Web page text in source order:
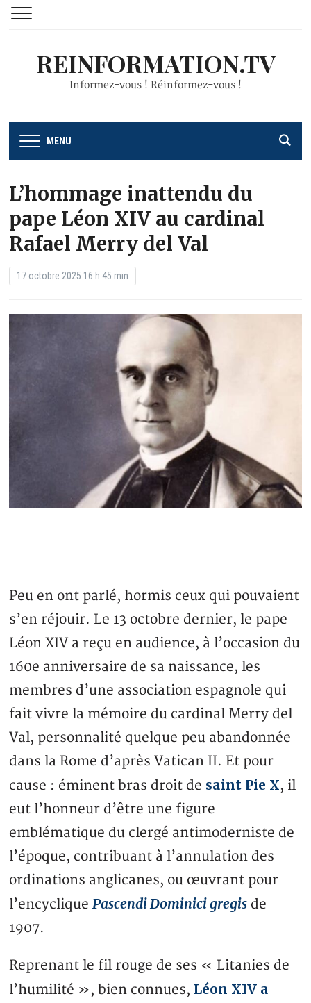
REINFORMATION.TV
Informez-vous ! Réinformez-vous !
MENU
L’hommage inattendu du
pape Léon XIV au cardinal
Rafael Merry del Val
17 octobre 2025 16 h 45 min
Peu en ont parlé, hormis ceux qui pouvaient
s’en réjouir. Le 13 octobre dernier, le pape
Léon XIV a reçu en audience, à l’occasion du
160e anniversaire de sa naissance, les
membres d’une association espagnole qui
fait vivre la mémoire du cardinal Merry del
Val, personnalité quelque peu abandonnée
dans la Rome d’après Vatican II. Et pour
cause : éminent bras droit de saint Pie X, il
eut l’honneur d’être une figure
emblématique du clergé antimoderniste de
l’époque, contribuant à l’annulation des
ordinations anglicanes, ou œuvrant pour
l’encycliquePascendi Dominici gregis de
1907.
Reprenant le fil rouge de ses « Litanies de
l’humilité », bien connues, Léon XIV a